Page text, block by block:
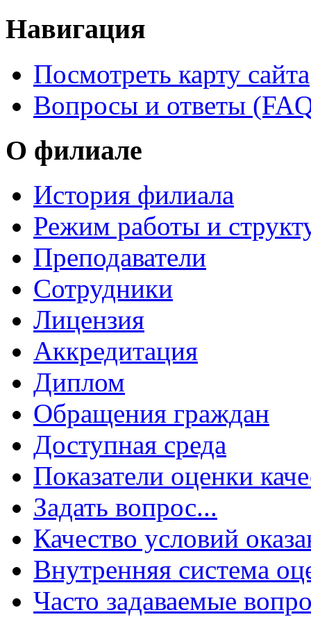
Навигация
Посмотреть карту сайта
Вопросы и ответы
О филиале
История филиала
Режим работы и
Преподаватели
Сотрудники
Лицензия
Аккредитация
Диплом
Обращения граждан
Доступная среда
Показатели оценки
Задать вопрос...
Качество условий
Внутренняя система
Часто задаваемые